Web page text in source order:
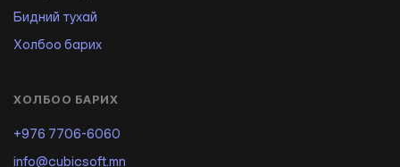
Бидний тухай
Холбоо барих
ХОЛБОО БАРИХ
+976 7706-6060
info@cubicsoft.mn